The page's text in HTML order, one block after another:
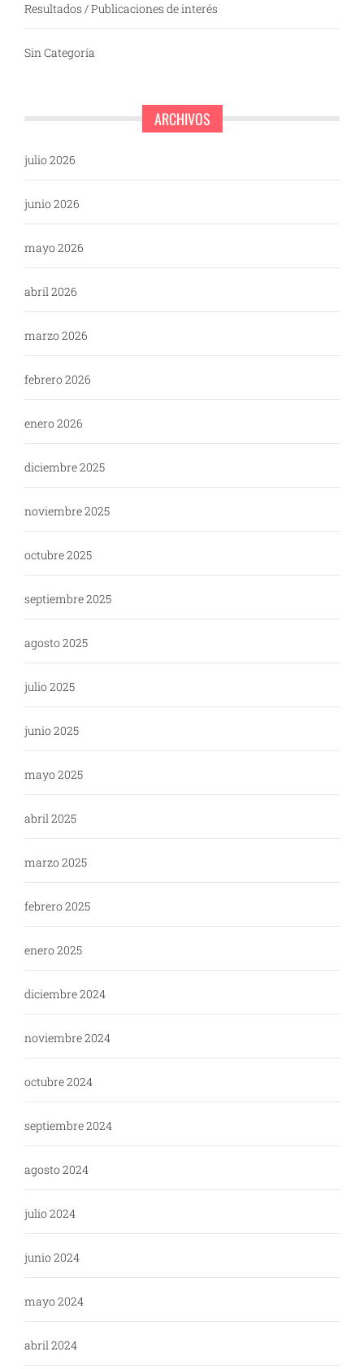
Resultados / Publicaciones de interés
Sin Categoría
ARCHIVOS
julio 2026
junio 2026
mayo 2026
abril 2026
marzo 2026
febrero 2026
enero 2026
diciembre 2025
noviembre 2025
octubre 2025
septiembre 2025
agosto 2025
julio 2025
junio 2025
mayo 2025
abril 2025
marzo 2025
febrero 2025
enero 2025
diciembre 2024
noviembre 2024
octubre 2024
septiembre 2024
agosto 2024
julio 2024
junio 2024
mayo 2024
abril 2024